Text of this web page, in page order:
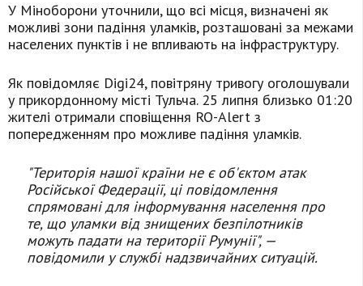
У Міноборони уточнили, що всі місця, визначені як
можливі зони падіння уламків, розташовані за межами
населених пунктів і не впливають на інфраструктуру.
Як повідомляє Digi24, повітряну тривогу оголошували
у прикордонному місті Тульча. 25 липня близько 01:20
жителі отримали сповіщення RO-Alert з
попередженням про можливе падіння уламків.
"Територія нашої країни не є об'єктом атак
Російської Федерації, ці повідомлення
спрямовані для інформування населення про
те, що уламки від знищених безпілотників
можуть падати на території Румунії", —
повідомили у службі надзвичайних ситуацій.